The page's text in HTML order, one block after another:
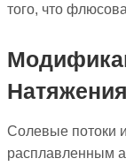
того, что
Солевые потоки
расплавленным